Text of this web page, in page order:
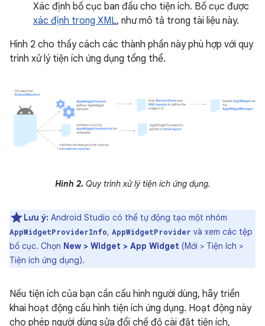
Xác định bố cục ban đầu cho tiện ích. Bố cục được
xác định trong XML, như mô tả trong tài liệu này.
Hình 2 cho thấy cách các thành phần này phù hợp với quy
trình xử lý tiện ích ứng dụng tổng thể.
Hình 2. Quy trình xử lý tiện ích ứng dụng.
Lưu ý: Android Studio có thể tự động tạo một nhóm
AppWidgetProviderInfo, AppWidgetProvider và xem các tệp
bố cục. Chọn New > Widget > App Widget (Mới > Tiện ích >
Tiện ích ứng dụng).
Nếu tiện ích của bạn cần cấu hình người dùng, hãy triển
khai hoạt động cấu hình tiện ích ứng dụng. Hoạt động này
cho phép người dùng sửa đổi chế độ cài đặt tiện ích,